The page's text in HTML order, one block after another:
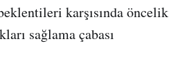
karşısında öncelik
sağlama çabası